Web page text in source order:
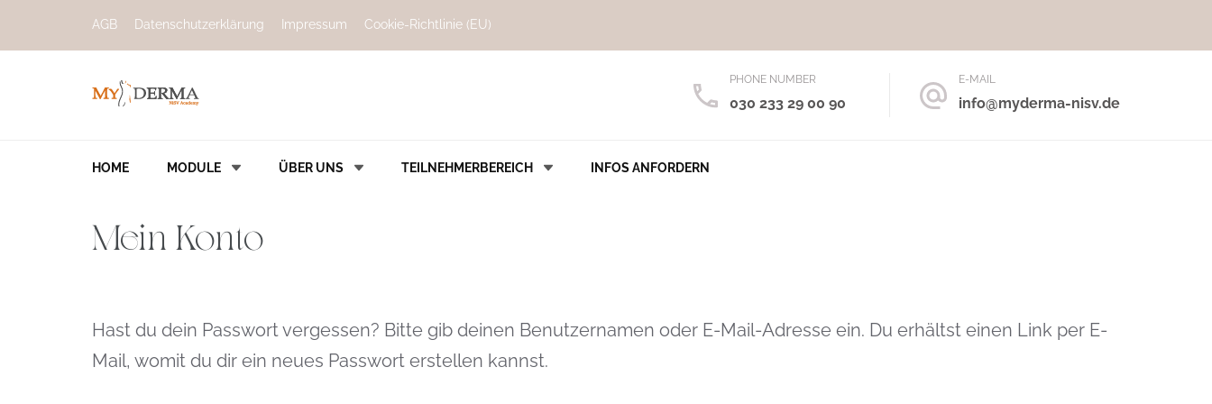
AGB Datenschutzerklärung Impressum Cookie-Richtlinie (EU)
PHONE NUMBER
030 233 29 00 90
E-MAIL
info@myderma-nisv.de
HOME MODULE ÜBER UNS TEILNEHMERBEREICH INFOS ANFORDERN
Mein Konto
Hast du dein Passwort vergessen? Bitte gib deinen Benutzernamen oder E-Mail-Adresse ein. Du erhältst einen Link per E-
Mail, womit du dir ein neues Passwort erstellen kannst.